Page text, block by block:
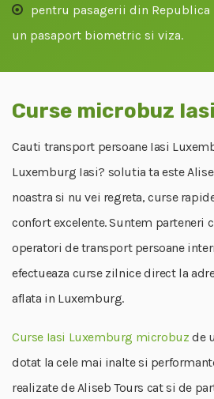
pentru pasagerii din Republica
un pasaport biometric si viza.
Curse microbuz
Cauti transport persoane Iasi
Luxemburg Iasi? solutia ta este
noastra si nu vei regreta, curse
confort excelente. Suntem parteneri
operatori de transport persoane
efectueaza curse zilnice direct la
aflata in Luxemburg.
Curse Iasi Luxemburg microbuz de
dotat la cele mai inalte si
realizate de Aliseb Tours cat si de